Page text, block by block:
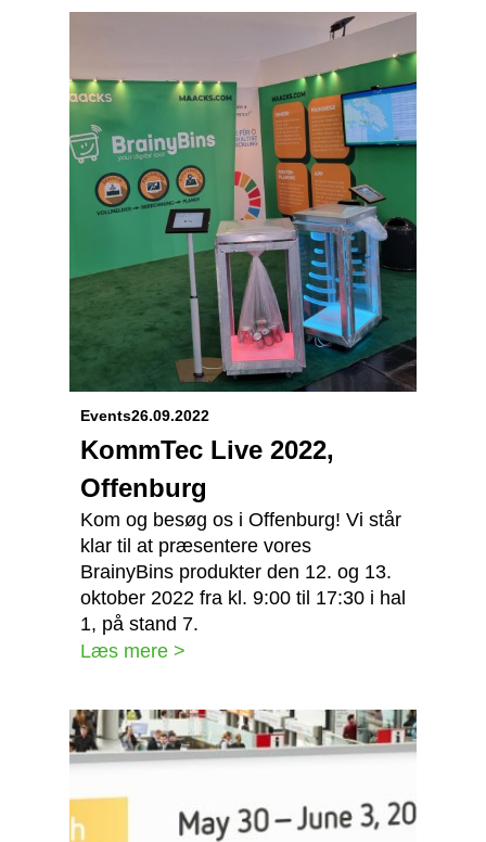
Events26.09.2022
KommTec Live 2022,
Offenburg
Kom og besøg os i Offenburg! Vi står
klar til at præsentere vores
BrainyBins produkter den 12. og 13.
oktober 2022 fra kl. 9:00 til 17:30 i hal
1, på stand 7.
Læs mere >